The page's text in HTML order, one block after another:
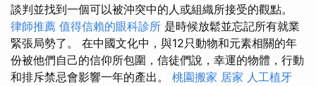
談判並找到一個可以被沖突中的人或組織所接受的觀點。
律師推薦 值得信賴的眼科診所 是時候放鬆並忘記所有就業
緊張局勢了。 在中國文化中，與12只動物和元素相關的年
份被他們自己的信仰所包圍，信徒們說，幸運的物體，行動
和排斥禁忌會影響一年的產出。 桃園搬家 居家 人工植牙